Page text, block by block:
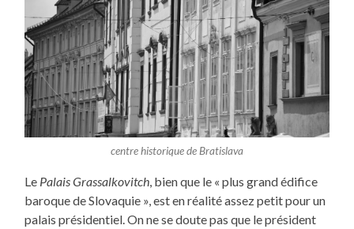
centre historique de Bratislava
Le Palais Grassalkovitch, bien que le « plus grand édifice
baroque de Slovaquie », est en réalité assez petit pour un
palais présidentiel. On ne se doute pas que le président